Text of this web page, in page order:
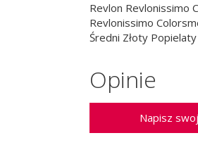
Revlon Revlonissimo
Revlonissimo
Średni Złoty
Opinie
Napisz